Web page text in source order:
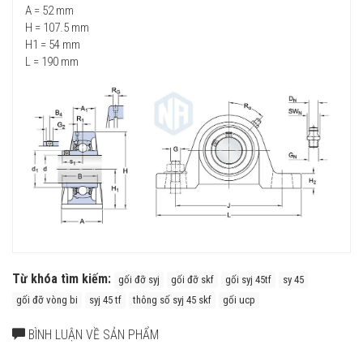
A = 52 mm
H = 107.5 mm
H1 = 54 mm
L = 190 mm
Từ khóa tìm kiếm: gối đỡ syj gối đỡ skf gối syj 45tf
sy 45
gối đỡ vòng bi
syj 45 tf thông số syj 45 skf gối ucp
BÌNH LUẬN VỀ SẢN PHẨM